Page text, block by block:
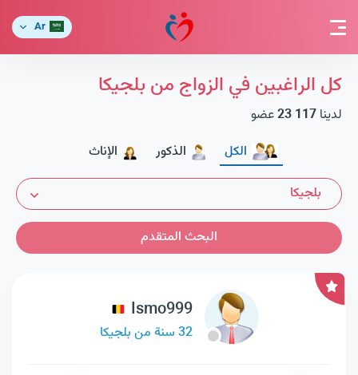
Ar
كل الراغبين في الزواج من بلجيكا
لدينا 23 117عضو
الكل
الذكور الإناث
بلجيكا
البحث المتقدم
Ismo999
32 سنة من بلجيكا